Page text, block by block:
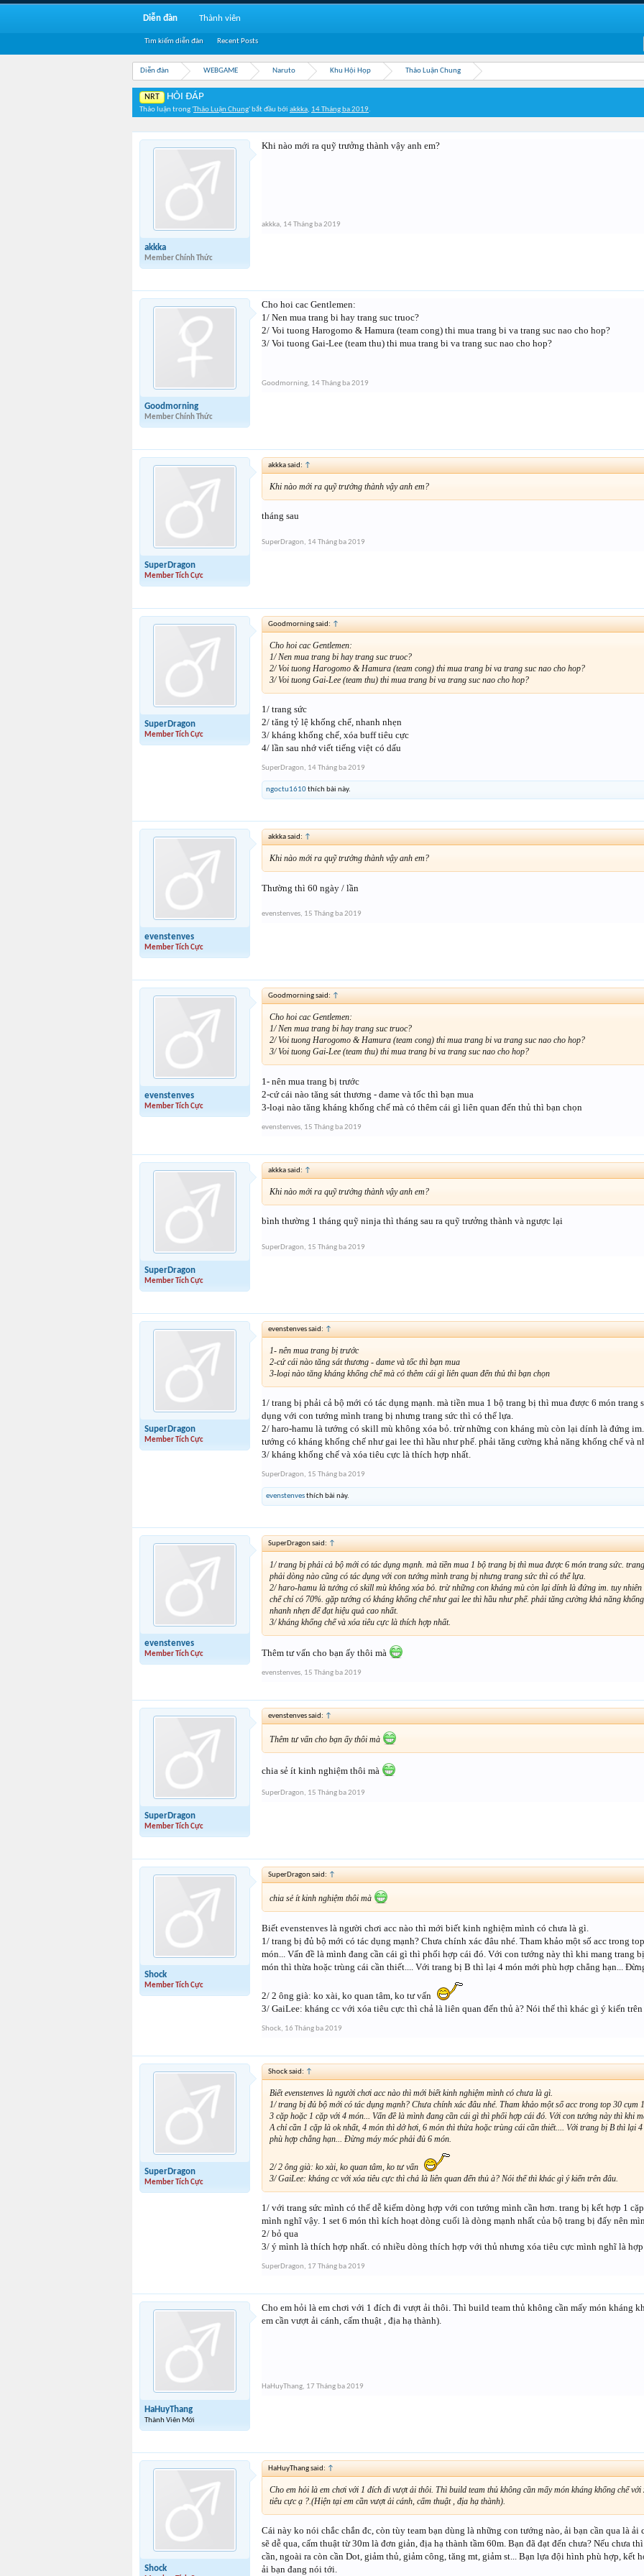
Diễn đàn WEBGAME Naruto Khu Hội Họp Thảo Luận Chung
NRT HỎI ĐÁP
Thảo luận trong 'Thảo Luận Chung' bắt đầu bởi akkka, 14 Tháng ba 2019.
akkka
Member Chính Thức
Khi nào mới ra quỹ trưởng thành vậy anh em?
akkka, 14 Tháng ba 2019
Goodmorning
Member Chính Thức
Cho hoi cac Gentlemen:
1/ Nen mua trang bi hay trang suc truoc?
2/ Voi tuong Harogomo & Hamura (team cong) thi mua trang bi va trang suc nao cho hop?
3/ Voi tuong Gai-Lee (team thu) thi mua trang bi va trang suc nao cho hop?
Goodmorning, 14 Tháng ba 2019
SuperDragon
Member Tích Cực
akkka said: ↑
Khi nào mới ra quỹ trưởng thành vậy anh em?
tháng sau
SuperDragon, 14 Tháng ba 2019
SuperDragon
Member Tích Cực
Goodmorning said: ↑
Cho hoi cac Gentlemen:
1/ Nen mua trang bi hay trang suc truoc?
2/ Voi tuong Harogomo & Hamura (team cong) thi mua trang bi va trang suc nao cho hop?
3/ Voi tuong Gai-Lee (team thu) thi mua trang bi va trang suc nao cho hop?
1/ trang sức
2/ tăng tỷ lệ khống chế, nhanh nhẹn
3/ kháng khống chế, xóa buff tiêu cực
4/ lần sau nhớ viết tiếng việt có dấu
SuperDragon, 14 Tháng ba 2019
ngoctu1610thích bài này.
evenstenves
Member Tích Cực
akkka said: ↑
Khi nào mới ra quỹ trưởng thành vậy anh em?
Thường thì 60 ngày / lần
evenstenves, 15 Tháng ba 2019
evenstenves
Member Tích Cực
Goodmorning said: ↑
Cho hoi cac Gentlemen:
1/ Nen mua trang bi hay trang suc truoc?
2/ Voi tuong Harogomo & Hamura (team cong) thi mua trang bi va trang suc nao cho hop?
3/ Voi tuong Gai-Lee (team thu) thi mua trang bi va trang suc nao cho hop?
1- nên mua trang bị trước
2-cứ cái nào tăng sát thương - dame và tốc thì bạn mua
3-loại nào tăng kháng khống chế mà có thêm cái gì liên quan đến thủ thì bạn chọn
evenstenves, 15 Tháng ba 2019
SuperDragon
Member Tích Cực
akkka said: ↑
Khi nào mới ra quỹ trưởng thành vậy anh em?
bình thường 1 tháng quỹ ninja thì tháng sau ra quỹ trưởng thành và ngược lại
SuperDragon, 15 Tháng ba 2019
SuperDragon
Member Tích Cực
evenstenves said: ↑
1- nên mua trang bị trước
2-cứ cái nào tăng sát thương - dame và tốc thì bạn mua
3-loại nào tăng kháng khống chế mà có thêm cái gì liên quan đến thủ thì bạn chọn
1/ trang bị phải cả bộ mới có tác dụng mạnh. mà tiền mua 1 bộ trang bị thì mua được 6 món
dụng với con tướng mình trang bị nhưng trang sức thì có thể lựa.
2/ haro-hamu là tướng có skill mù không xóa bỏ. trừ những con kháng mù còn lại dính là đứng
tướng có kháng khống chế như gai lee thì hầu như phế. phải tăng cường khả năng khống chế và
3/ kháng khống chế và xóa tiêu cực là thích hợp nhất.
SuperDragon, 15 Tháng ba 2019
evenstenvesthích bài này.
evenstenves
Member Tích Cực
SuperDragon said: ↑
1/ trang bị phải cả bộ mới có tác dụng mạnh. mà tiền mua 1 bộ trang bị thì mua được 6 món trang sức.
phải dòng nào cũng có tác dụng với con tướng mình trang bị nhưng trang sức thì có thể lựa.
2/ haro-hamu là tướng có skill mù không xóa bỏ. trừ những con kháng mù còn lại dính là đứng im. tuy nhiên
chế chỉ có 70%. gặp tướng có kháng khống chế như gai lee thì hầu như phế. phải tăng cường khả năng
nhanh nhẹn để đạt hiệu quả cao nhất.
3/ kháng khống chế và xóa tiêu cực là thích hợp nhất.
Thêm tư vấn cho bạn ấy thôi mà
evenstenves, 15 Tháng ba 2019
SuperDragon
Member Tích Cực
evenstenves said: ↑
Thêm tư vấn cho bạn ấy thôi mà
chia sẻ ít kinh nghiệm thôi mà
SuperDragon, 15 Tháng ba 2019
Shock
Member Tích Cực
SuperDragon said: ↑
chia sẻ ít kinh nghiệm thôi mà
Biết evenstenves là người chơi acc nào thì mới biết kinh nghiệm mình có chưa là gì.
1/ trang bị đủ bộ mới có tác dụng mạnh? Chưa chính xác đâu nhé. Tham khảo một số acc trong
món... Vấn đề là mình đang cần cái gì thì phối hợp cái đó. Với con tướng này thì khi mang trang
món thì thừa hoặc trùng cái cần thiết.... Với trang bị B thì lại 4 món mới phù hợp chẳng hạn...
2/ 2 ông già: ko xài, ko quan tâm, ko tư vấn
3/ GaiLee: kháng cc với xóa tiêu cực thì chả là liên quan đến thủ à? Nói thế thì khác gì ý kiến trên
Shock, 16 Tháng ba 2019
SuperDragon
Member Tích Cực
Shock said: ↑
Biết evenstenves là người chơi acc nào thì mới biết kinh nghiệm mình có chưa là gì.
1/ trang bị đủ bộ mới có tác dụng mạnh? Chưa chính xác đâu nhé. Tham khảo một số acc trong top 30 cụm
3 cặp hoặc 1 cặp với 4 món... Vấn đề là mình đang cần cái gì thì phối hợp cái đó. Với con tướng này thì khi
A chỉ cần 1 cặp là ok nhất, 4 món thì dở hơi, 6 món thì thừa hoặc trùng cái cần thiết.... Với trang bị B thì lại
phù hợp chẳng hạn... Đừng máy móc phải đủ 6 món.
2/ 2 ông già: ko xài, ko quan tâm, ko tư vấn
3/ GaiLee: kháng cc với xóa tiêu cực thì chả là liên quan đến thủ à? Nói thế thì khác gì ý kiến trên đâu.
1/ với trang sức mình có thể dễ kiếm dòng hợp với con tướng mình cần hơn. trang bị kết hợp 1
mình nghĩ vậy. 1 set 6 món thì kích hoạt dòng cuối là dòng mạnh nhất của bộ trang bị đấy nên
2/ bỏ qua
3/ ý mình là thích hợp nhất. có nhiều dòng thích hợp với thủ nhưng xóa tiêu cực mình nghĩ là
SuperDragon, 17 Tháng ba 2019
HaHuyThang
Thành Viên Mới
Cho em hỏi là em chơi với 1 đích đi vượt ải thôi. Thì build team thủ không cần mấy món kháng
em cần vượt ải cánh, cấm thuật , địa hạ thành).
HaHuyThang, 17 Tháng ba 2019
Shock
HaHuyThang said: ↑
Cho em hỏi là em chơi với 1 đích đi vượt ải thôi. Thì build team thủ không cần mấy món kháng khống chế với
tiêu cực ạ ?.(Hiện tại em cần vượt ải cánh, cấm thuật , địa hạ thành).
Cái này ko nói chắc chắn đc, còn tùy team bạn dùng là những con tướng nào, ải bạn cần qua là ải
sẽ dễ qua, cấm thuật từ 30m là đơn giản, địa hạ thành tầm 60m. Bạn đã đạt đến chưa? Nếu chưa
cần, ngoài ra còn cần Dot, giảm thủ, giảm công, tăng mt, giảm st... Bạn lựa đội hình phù hợp, kết
ải bạn đang nói tới.
Diễn đàn
Tìm kiếm diễn đàn Recent Posts
Thành viên